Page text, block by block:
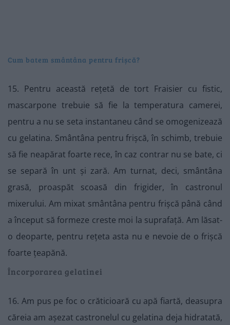
Cum batem smântâna pentru frișcă?
15. Pentru această rețetă de tort Fraisier cu fistic,
mascarpone trebuie să fie la temperatura camerei,
pentru a nu se seta instantaneu când se omogenizează
cu gelatina. Smântâna pentru frișcă, în schimb, trebuie
să fie neapărat foarte rece, în caz contrar nu se bate, ci
se separă în unt și zară. Am turnat, deci, smântâna
grasă, proaspăt scoasă din frigider, în castronul
mixerului. Am mixat smântâna pentru frișcă până când
a început să formeze creste moi la suprafață. Am lăsat-
o deoparte, pentru rețeta asta nu e nevoie de o frișcă
foarte țeapănă.
Încorporarea gelatinei
16. Am pus pe foc o crăticioară cu apă fiartă, deasupra
căreia am așezat castronelul cu gelatina deja hidratată,